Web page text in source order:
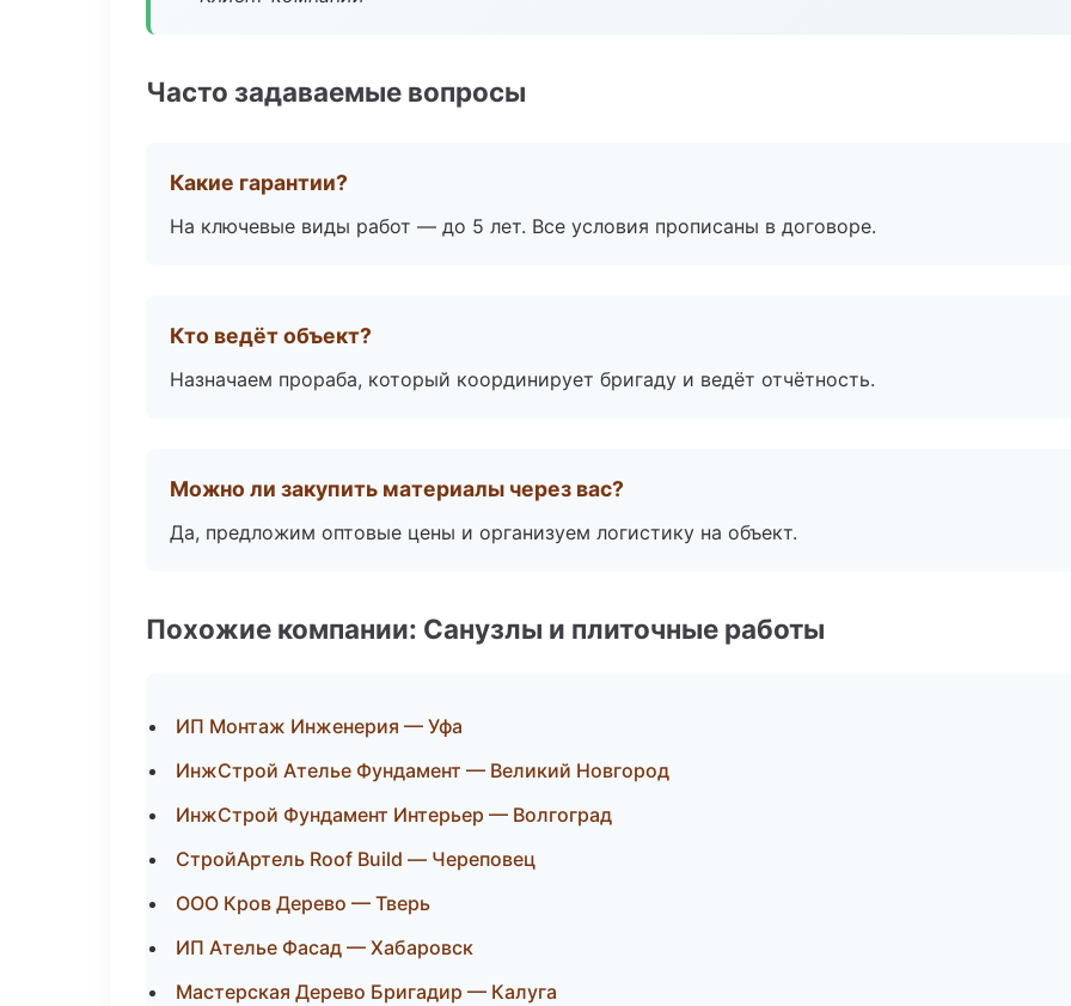
Часто задаваемые вопросы
Какие гарантии?
На ключевые виды работ — до 5 лет. Все условия прописаны в договоре.
Кто ведёт объект?
Назначаем прораба, который координирует бригаду и ведёт отчётность.
Можно ли закупить материалы через вас?
Да, предложим оптовые цены и организуем логистику на объект.
Похожие компании: Санузлы и плиточные работы
ИП Монтаж Инженерия — Уфа
ИнжСтрой Ателье Фундамент — Великий Новгород
ИнжСтрой Фундамент Интерьер — Волгоград
СтройАртель Roof Build — Череповец
ООО Кров Дерево — Тверь
ИП Ателье Фасад — Хабаровск
Мастерская Дерево Бригадир — Калуга